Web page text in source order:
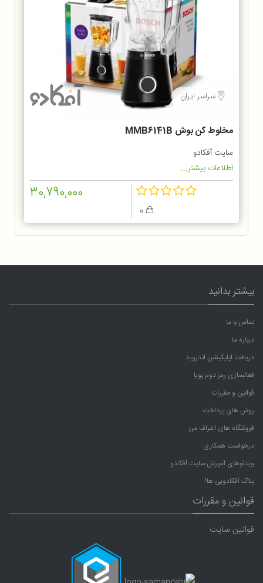
سراسر ایران
مخلوط کن بوش MMB6141B
سایت آفکادو
اطلاعات بیشتر...
30,790,000
بیشتر بدانید
تماس با ما
درباره ما
دریافت اپلیکیشن اندروید
فعالسازی رمز دوم پویا
قوانین و مقررات
روش های پرداخت
فروشگاه های اطراف من
درخواست همکاری
ویدئوهای آموزش سایت آفکادو
بلاگ آفکادویی ها!
قوانین و مقررات
قوانین سایت